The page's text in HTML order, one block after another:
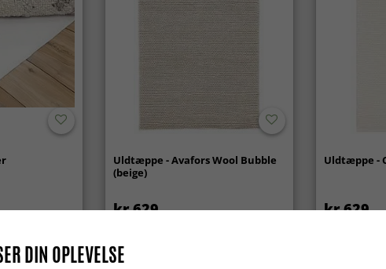
Uldtæppe - Avafors Wool Bubble
(beige)
kr.629
Uldtæppe -
kr.629
DIN OPLEVELSE